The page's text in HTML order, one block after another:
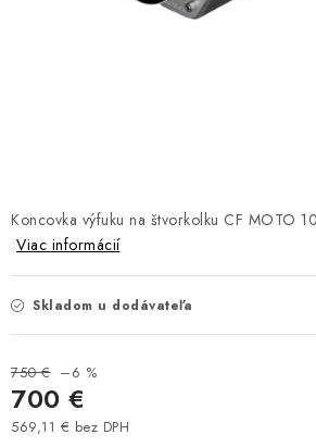
OLEJE MAXIMA A FILTRE
PRILBY LS2
ŠTVORKOLKY
VÝPREDAJ
Koncovka výfuku na štvorkolku CF MOTO
Viac informácií
Skladom u dodávateľa
750 € –6 %
700 €
569,11 € bez DPH